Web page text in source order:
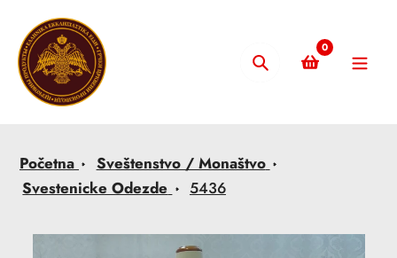
content
Pretraži
0
Početna
Sveštenstvo / Monaštvo
Svestenicke Odezde
5436